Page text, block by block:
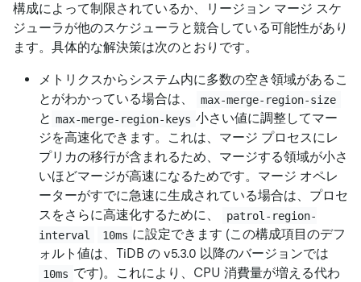
構成によって制限されているか、リージョン マージ スケ
ジューラが他のスケジューラと競合している可能性があり
ます。具体的な解決策は次のとおりです。
メトリクスからシステム内に多数の空き領域があるこ
とがわかっている場合は、
max-merge-region-size
と max-merge-region-keys 小さい値に調整してマー
ジを高速化できます。これは、マージ プロセスにレ
プリカの移行が含まれるため、マージする領域が小さ
いほどマージが高速になるためです。マージ オペレ
ーターがすでに急速に生成されている場合は、プロセ
スをさらに高速化するために、
patrol-region-
interval
10ms に設定できます (この構成項目のデフ
ォルト値は、TiDB の v5.3.0 以降のバージョンでは
10ms です)。これにより、CPU 消費量が増える代わ